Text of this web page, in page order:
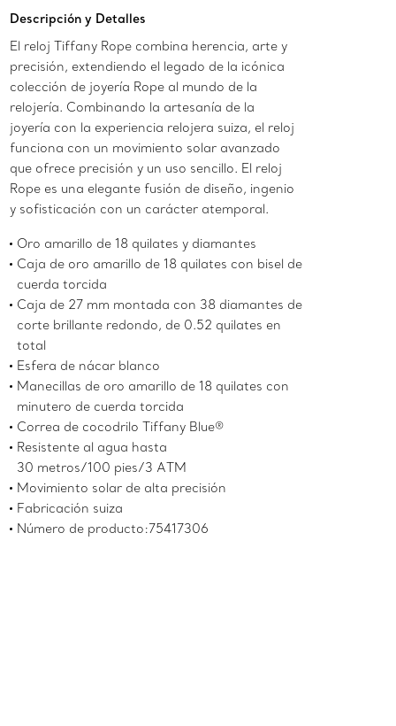
Descripción y Detalles
El reloj Tiffany Rope combina herencia, arte y
precisión, extendiendo el legado de la icónica
colección de joyería Rope al mundo de la
relojería. Combinando la artesanía de la
joyería con la experiencia relojera suiza, el reloj
funciona con un movimiento solar avanzado
que ofrece precisión y un uso sencillo. El reloj
Rope es una elegante fusión de diseño, ingenio
y sofisticación con un carácter atemporal.
Oro amarillo de 18 quilates y diamantes
Caja de oro amarillo de 18 quilates con bisel de
cuerda torcida
Caja de 27 mm montada con 38 diamantes de
corte brillante redondo, de 0.52 quilates en
total
Esfera de nácar blanco
Manecillas de oro amarillo de 18 quilates con
minutero de cuerda torcida
Correa de cocodrilo Tiffany Blue®
Resistente al agua hasta
30 metros/100 pies/3 ATM
Movimiento solar de alta precisión
Fabricación suiza
Número de producto:75417306